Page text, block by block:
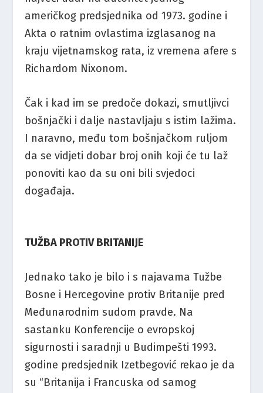
američkog predsjednika od 1973. godine i
Akta o ratnim ovlastima izglasanog na
kraju vijetnamskog rata, iz vremena afere s
Richardom Nixonom.
Čak i kad im se predoče dokazi, smutljivci
bošnjački i dalje nastavljaju s istim lažima.
I naravno, među tom bošnjačkom ruljom
da se vidjeti dobar broj onih koji će tu laž
ponoviti kao da su oni bili svjedoci
događaja.
TUŽBA PROTIV BRITANIJE
Jednako tako je bilo i s najavama Tužbe
Bosne i Hercegovine protiv Britanije pred
Međunarodnim sudom pravde. Na
sastanku Konferencije o evropskoj
sigurnosti i saradnji u Budimpešti 1993.
godine predsjednik Izetbegović rekao je da
su “Britanija i Francuska od samog